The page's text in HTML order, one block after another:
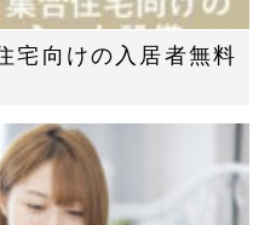
宅向けの入居者無料